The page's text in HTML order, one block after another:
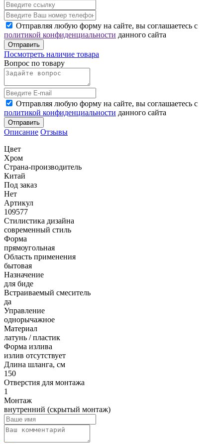
Отправляя любую форму на сайте, вы соглашаетесь с
политикой конфиденциальности данного сайта
Отправить
Посмотреть наличие товара
Вопрос по товару
Отправляя любую форму на сайте, вы соглашаетесь с
политикой конфиденциальности данного сайта
Отправить
Описание Отзывы
Цвет
Хром
Страна-производитель
Китай
Под заказ
Нет
Артикул
109577
Стилистика дизайна
современный стиль
Форма
прямоугольная
Область применения
бытовая
Назначение
для биде
Встраиваемый смеситель
да
Управление
однорычажное
Материал
латунь / пластик
Форма излива
излив отсутствует
Длина шланга, см
150
Отверстия для монтажа
1
Монтаж
внутренний (скрытый монтаж)